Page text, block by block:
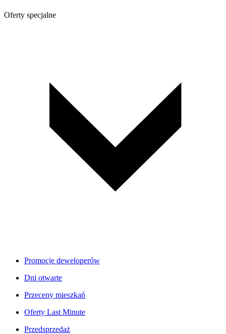
Oferty specjalne
Promocje deweloperów
Dni otwarte
Przeceny mieszkań
Oferty Last Minute
Przedsprzedaż